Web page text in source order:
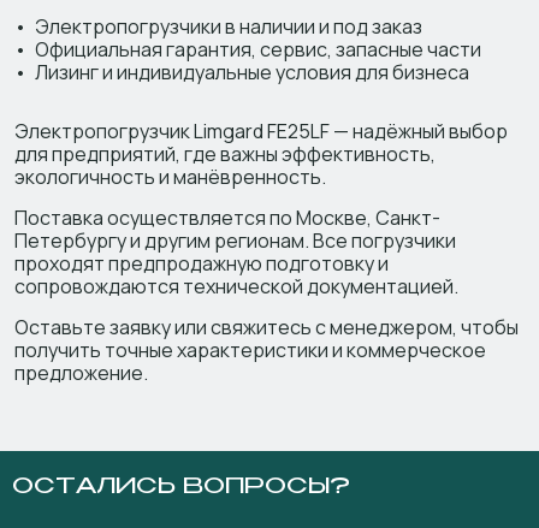
Электропогрузчики в наличии и под заказ
Официальная гарантия, сервис, запасные части
Лизинг и индивидуальные условия для бизнеса
Электропогрузчик Limgard FE25LF — надёжный выбор
для предприятий, где важны эффективность,
экологичность и манёвренность.
Поставка осуществляется по Москве, Санкт-
Петербургу и другим регионам. Все погрузчики
проходят предпродажную подготовку и
сопровождаются технической документацией.
Оставьте заявку или свяжитесь с менеджером, чтобы
получить точные характеристики и коммерческое
предложение.
ОСТАЛИСЬ ВОПРОСЫ?